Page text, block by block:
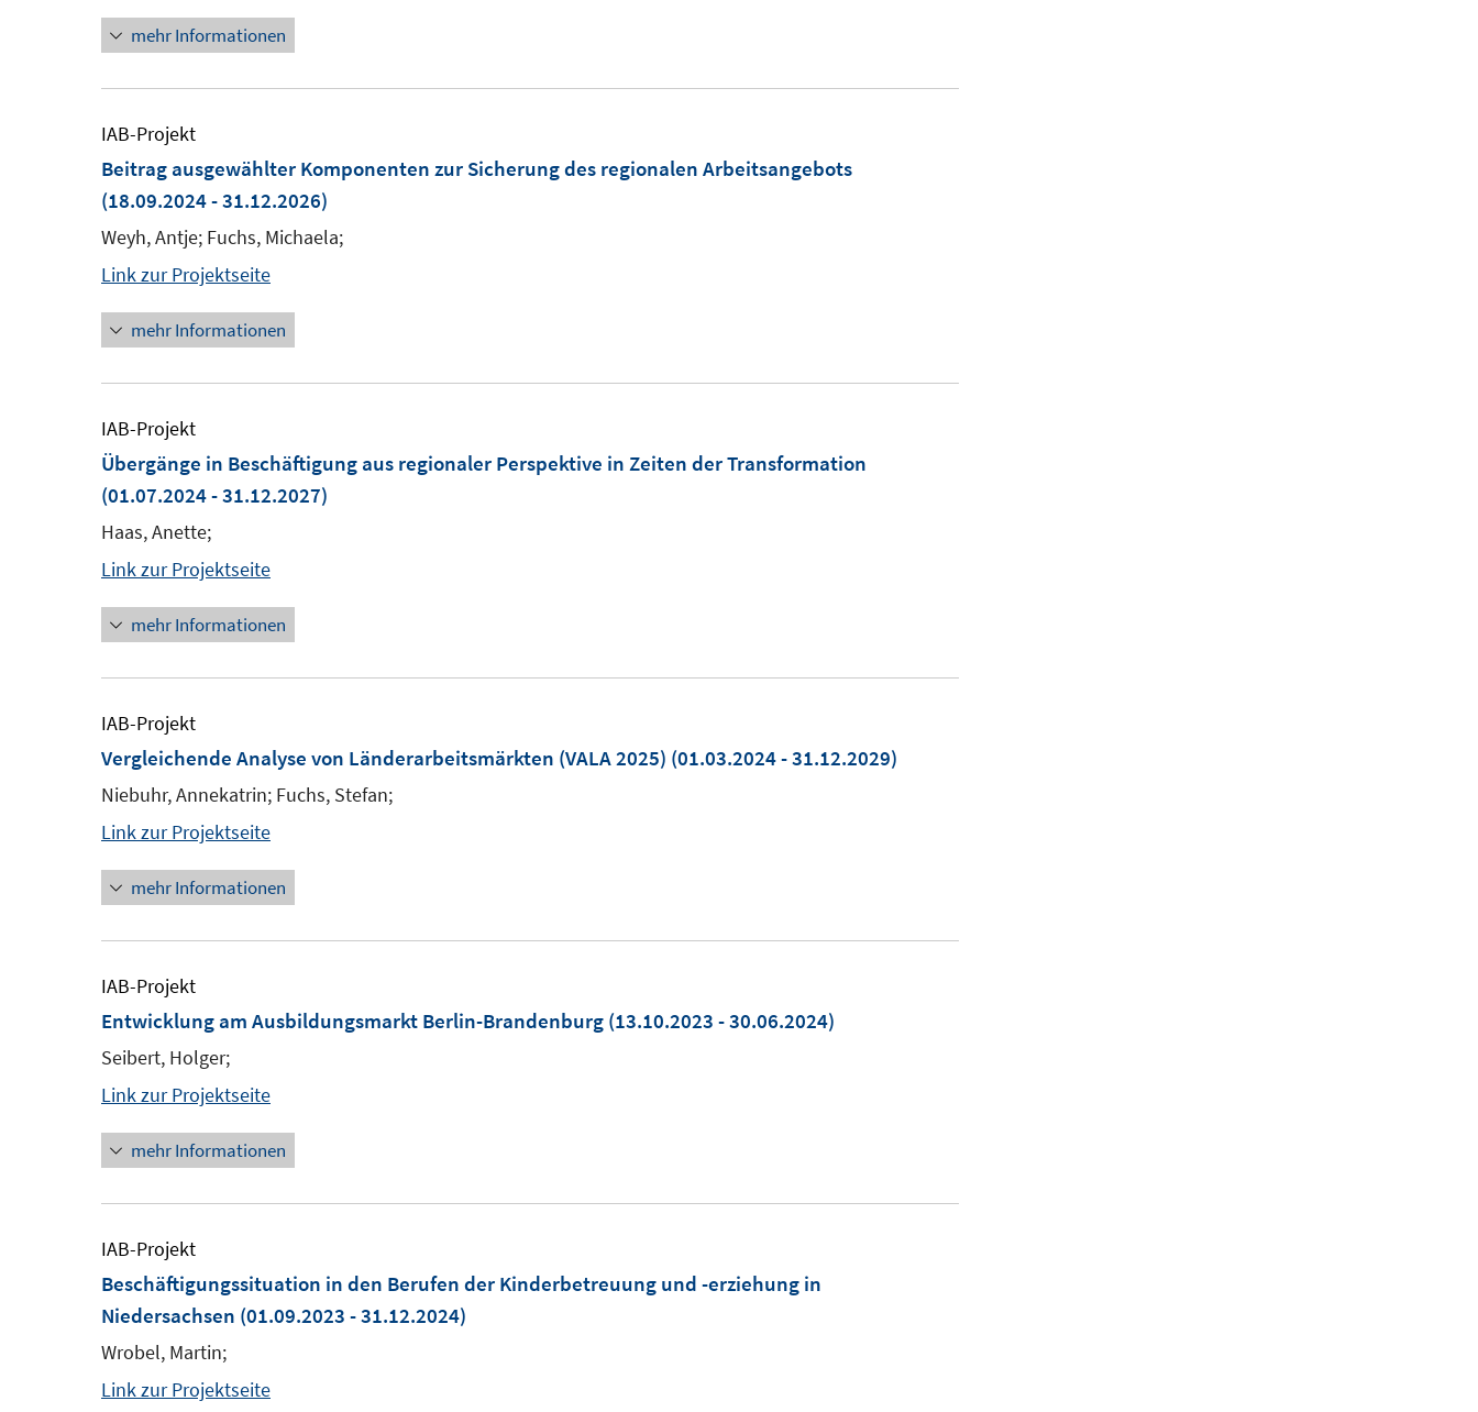
mehr Informationen
IAB-Projekt
Beitrag ausgewählter Komponenten zur Sicherung des regionalen Arbeitsangebots
(18.09.2024 - 31.12.2026)
Weyh, Antje; Fuchs, Michaela;
Link zur Projektseite
mehr Informationen
IAB-Projekt
Übergänge in Beschäftigung aus regionaler Perspektive in Zeiten der Transformation
(01.07.2024 - 31.12.2027)
Haas, Anette;
Link zur Projektseite
mehr Informationen
IAB-Projekt
Vergleichende Analyse von Länderarbeitsmärkten (VALA 2025) (01.03.2024 - 31.12.2029)
Niebuhr, Annekatrin; Fuchs, Stefan;
Link zur Projektseite
mehr Informationen
IAB-Projekt
Entwicklung am Ausbildungsmarkt Berlin-Brandenburg (13.10.2023 - 30.06.2024)
Seibert, Holger;
Link zur Projektseite
mehr Informationen
IAB-Projekt
Beschäftigungssituation in den Berufen der Kinderbetreuung und -erziehung in
Niedersachsen (01.09.2023 - 31.12.2024)
Wrobel, Martin;
Link zur Projektseite